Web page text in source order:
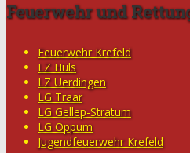
Feuerwehr und
Feuerwehr Krefeld
LZ Hüls
LZ Uerdingen
LG Traar
LG Gellep-Stratum
LG Oppum
Jugendfeuerwehr Krefeld